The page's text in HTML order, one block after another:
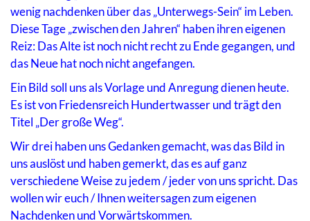
wenig nachdenken über das „Unterwegs-Sein“ im Leben.
Diese Tage „zwischen den Jahren“ haben ihren eigenen
Reiz: Das Alte ist noch nicht recht zu Ende gegangen, und
das Neue hat noch nicht angefangen.
Ein Bild soll uns als Vorlage und Anregung dienen heute.
Es ist von Friedensreich Hundertwasser und trägt den
Titel „Der große Weg“.
Wir drei haben uns Gedanken gemacht, was das Bild in
uns auslöst und haben gemerkt, das es auf ganz
verschiedene Weise zu jedem / jeder von uns spricht. Das
wollen wir euch / Ihnen weitersagen zum eigenen
Nachdenken und Vorwärtskommen.